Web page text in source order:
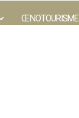
ŒNOTOURISME